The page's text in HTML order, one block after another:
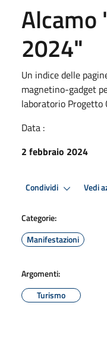
Alcamo
2024"
Un indice delle
magnetino-gadget
laboratorio Progetto
Data :
2 febbraio 2024
Condividi Vedi
Categorie:
Manifestazioni
Argomenti:
Turismo